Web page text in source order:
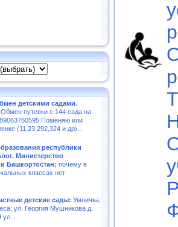
детскими садами.
Обмен путевки с 144 сада на
или
(11,23,292,324 и др)...
республики
Министерство
Башкортостан: почему в
классах нет
детские сады: Умничка,
ул. Георгия Мушникова д.